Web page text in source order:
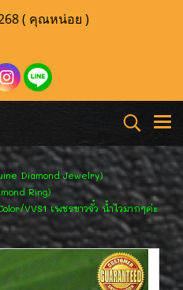
( คุณหน่อย )
Diamond Jewelry)
Ring)
VVS1 เพชรขาวจั๋ว น้ำไวมากๆค่ะ